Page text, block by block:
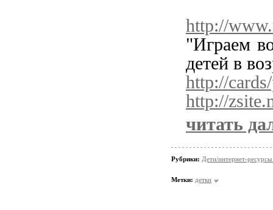
http://
"Играем
детей в
http://
http://
читать
Рубрики: Дети/интернет-ресурсы
Метки: детки